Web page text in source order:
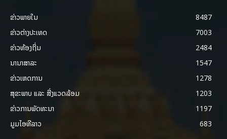
ຂ່າວພາຍ​ໃນ
8487
ຂ່າວຕ່າງປະເທດ
7003
ຂ່າວທ້ອງຖິ່ນ
2484
ນານາສາລະ
1547
ຂ່າວເຫດການ
1278
ສຸຂະພາບ ແລະ ສີ່ງແວດລ້ອມ
1203
ຂ່າວການພັດທະນາ
1197
ມູມໄອທີລາວ
683